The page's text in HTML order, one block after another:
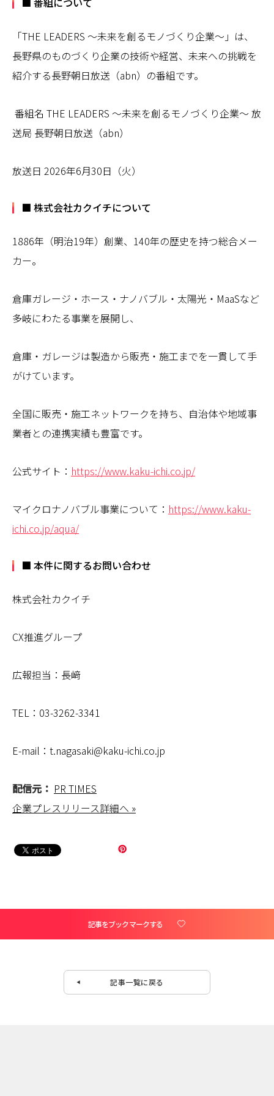
「THE LEADERS ～未来を創るモノづくり企業～」は、
長野県のものづくり企業の技術や経営、未来への挑戦を
紹介する長野朝日放送（abn）の番組です。
番組名 THE LEADERS ～未来を創るモノづくり企業～ 放
送局 長野朝日放送（abn）
放送日 2026年6月30日（火）
■ 株式会社カクイチについて
1886年（明治19年）創業、140年の歴史を持つ総合メー
カー。
倉庫ガレージ・ホース・ナノバブル・太陽光・MaaSなど
多岐にわたる事業を展開し、
倉庫・ガレージは製造から販売・施工までを一貫して手
がけています。
全国に販売・施工ネットワークを持ち、自治体や地域事
業者との連携実績も豊富です。
公式サイト： https://www.kaku-ichi.co.jp/
マイクロナノバブル事業について： https://www.kaku-
ichi.co.jp/aqua/
■ 本件に関するお問い合わせ
株式会社カクイチ
CX推進グループ
広報担当：長﨑
TEL：03-3262-3341
E-mail：t.nagasaki@kaku-ichi.co.jp
配信元： PR TIMES
企業プレスリリース詳細へ »
記事をブックマークする
記事一覧に戻る